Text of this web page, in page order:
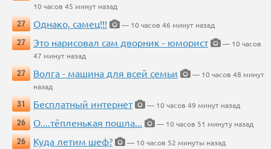
10 часов 45 минут назад
27
Однако, самец!!!
— 10 часов 46 минут назад
27
Это нарисовал сам дворник - юморист
— 10 часов
47 минут назад
27
Волга - машина для всей семьи
— 10 часов 48 минут
назад
31
Бесплатный интернет
— 10 часов 49 минут назад
26
О....тёпленькая пошла...
— 10 часов 51 минуту назад
26
Куда летим шеф? — 10 часов 52 минуты назад